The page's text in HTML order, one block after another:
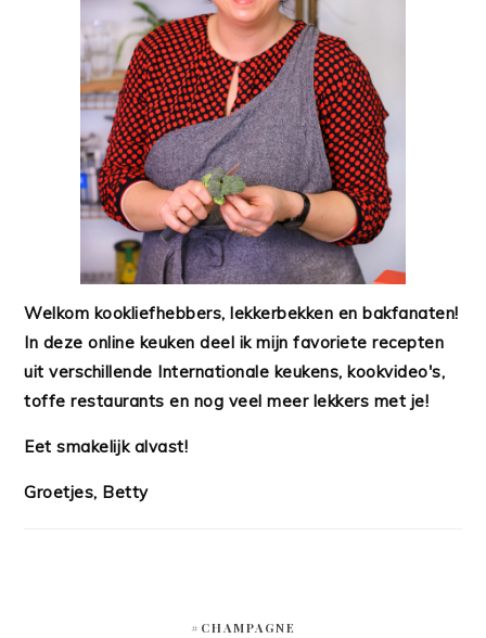
Welkom kookliefhebbers, lekkerbekken en bakfanaten!
In deze online keuken deel ik mijn favoriete recepten
uit verschillende Internationale keukens, kookvideo's,
toffe restaurants en nog veel meer lekkers met je!
Eet smakelijk alvast!
Groetjes, Betty
#CHAMPAGNE